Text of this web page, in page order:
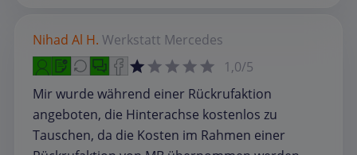
Nihad Al H. Werkstatt Mercedes
1,0/5
Mir wurde während einer Rückrufaktion
angeboten, die Hinterachse kostenlos zu
Tauschen, da die Kosten im Rahmen einer